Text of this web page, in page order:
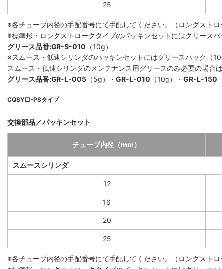
25
※各チューブ内径の手配番号にて手配してください。（ロングスト
※標準形・ロングストロークタイプのパッキンセットにはグリース
グリース品番:GR-S-010 （10g）
※スムース・低速シリンダのパッキンセットにはグリースパック（
スムース・低速シリンダのメンテナンス用グリースのみ必要の場合
グリース品番:GR-L-005 （5g）・ GR-L-010 （10g）・ GR-L-150
CQSY□-PSタイプ
交換部品／パッキンセット
チューブ内径（mm）
スムースシリンダ
12
16
20
25
※各チューブ内径の手配番号にて手配してください。（ロングスト